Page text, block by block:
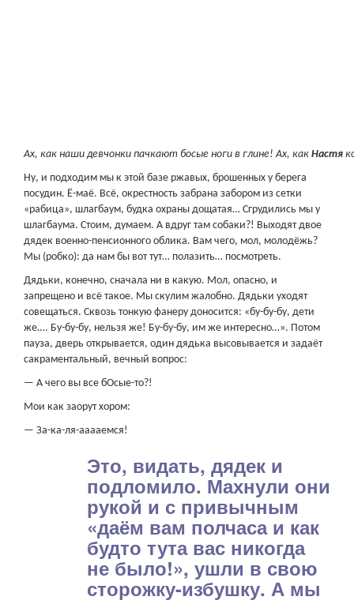
Ах, как наши девчонки пачкают босые ноги в глине! Ах, как Настя
Ну, и подходим мы к этой базе ржавых, брошенных у берега
посудин. Ё-маё. Всё, окрестность забрана забором из сетки
«рабица», шлагбаум, будка охраны дощатая… Сгрудились мы у
шлагбаума. Стоим, думаем. А вдруг там собаки?! Выходят двое
дядек военно-пенсионного облика. Вам чего, мол, молодёжь?
Мы (робко): да нам бы вот тут… полазить… посмотреть.
Дядьки, конечно, сначала ни в какую. Мол, опасно, и
запрещено и всё такое. Мы скулим жалобно. Дядьки уходят
совещаться. Сквозь тонкую фанеру доносится: «бу-бу-бу, дети
же…. Бу-бу-бу, нельзя же! Бу-бу-бу, им же интересно…». Потом
пауза, дверь открывается, один дядька высовывается и задаёт
сакраментальный, вечный вопрос:
— А чего вы все бОсые-то?!
Мои как заорут хором:
— За-ка-ля-ааааемся!
Это, видать, дядек и
подломило. Махнули они
рукой и с привычным
«даём вам полчаса и как
будто тута вас никогда
не было!», ушли в свою
сторожку-избушку. А мы